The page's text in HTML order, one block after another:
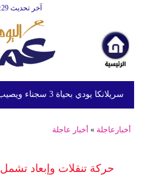
آخر تحديث GMT22:48:29
بحياة 3 سجناء ويصيب 23 آخرين
أخبارعاجلة » أخبار عاجلة